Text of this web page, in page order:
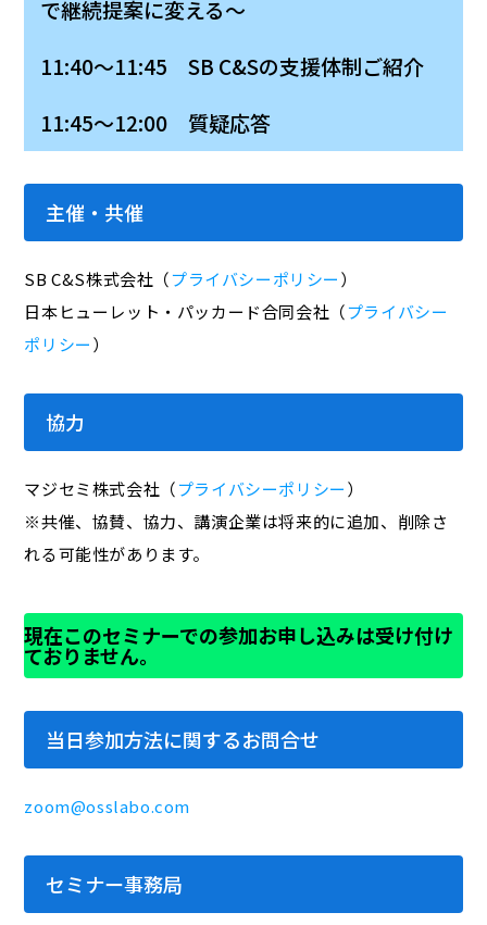
で継続提案に変える～
11:40～11:45 SB C&Sの支援体制ご紹介
11:45～12:00 質疑応答
主催・共催
SB C&S株式会社（プライバシーポリシー）
日本ヒューレット・パッカード合同会社（プライバシー
ポリシー）
協力
マジセミ株式会社（プライバシーポリシー）
※共催、協賛、協力、講演企業は将来的に追加、削除さ
れる可能性があります。
現在このセミナーでの参加お申し込みは受け付け
ておりません。
当日参加方法に関するお問合せ
zoom@osslabo.com
セミナー事務局